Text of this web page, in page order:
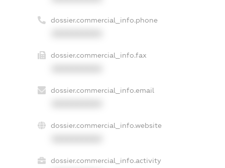
dossier.commercial_info.phone
dossier.commercial_info.fax
dossier.commercial_info.email
dossier.commercial_info.website
dossier.commercial_info.activity